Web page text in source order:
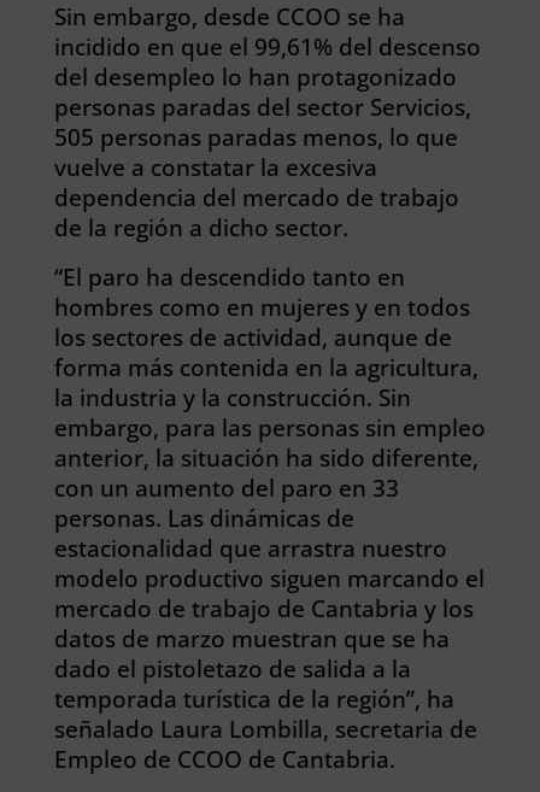
Sin embargo, desde CCOO se ha
incidido en que el 99,61% del descenso
del desempleo lo han protagonizado
personas paradas del sector Servicios,
505 personas paradas menos, lo que
vuelve a constatar la excesiva
dependencia del mercado de trabajo
de la región a dicho sector.
“El paro ha descendido tanto en
hombres como en mujeres y en todos
los sectores de actividad, aunque de
forma más contenida en la agricultura,
la industria y la construcción. Sin
embargo, para las personas sin empleo
anterior, la situación ha sido diferente,
con un aumento del paro en 33
personas. Las dinámicas de
estacionalidad que arrastra nuestro
modelo productivo siguen marcando el
mercado de trabajo de Cantabria y los
datos de marzo muestran que se ha
dado el pistoletazo de salida a la
temporada turística de la región”, ha
señalado Laura Lombilla, secretaria de
Empleo de CCOO de Cantabria.